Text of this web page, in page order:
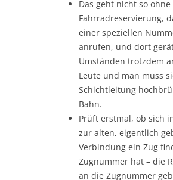
Das geht nicht so
Fahrradreservierung,
einer speziellen
anrufen, und dort
Umständen trotzdem
Leute und man muss
Schichtleitung
Bahn.
Prüft erstmal, ob sich
zur alten, eigentlich
Verbindung ein Zug
Zugnummer hat – die
an die Zugnummer